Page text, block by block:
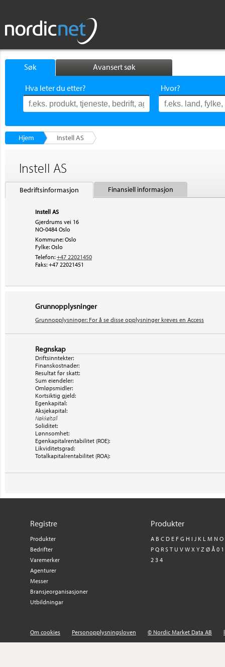
Søk Avansert søk
Hva leter du etter? Hvor?
Hjem Instell AS
Instell AS
Bedriftsinformasjon Finansiell informasjon
Instell AS
Gjerdrums vei 16
NO-0484 Oslo
Kommune: Oslo
Fylke: Oslo
Telefon: +47 22021450
Faks: +47 22021451
Grunnopplysninger
Grunnopplysninger: For å se disse opplysninger kreves en Access
Regnskap
Driftsinntekter:
Finanskostnader:
Resultat før skatt:
Sum eiendeler:
Omløpsmidler:
Kortsiktig gjeld:
Egenkapital:
Aksjekapital:
Nøkkeltall
Soliditet:
Lønnsomhet:
Egenkapitalrentabilitet (ROE):
Likviditetsgrad:
Totalkapitalrentabilitet (ROA):
Registre
Produkter
Bedrifter
Varemerker
Agenturer
Messer
Bransjeorganisasjoner
Utbildningar
Produkter
A B C D E F G H I J K L M N O
P Q R S T U V W X Y Z Ø Å 0 1
2 3 4
Om cookies Personopplysningsloven © Nordic Market Data AB